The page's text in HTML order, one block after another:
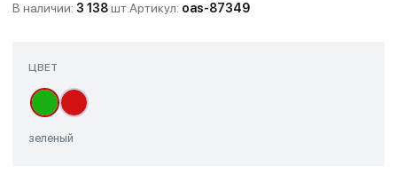
В наличии: 3 138шт.Артикул: oas-87349
ЦВЕТ
зеленый